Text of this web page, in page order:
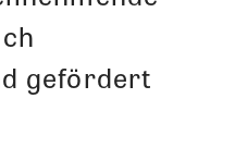
gefördert